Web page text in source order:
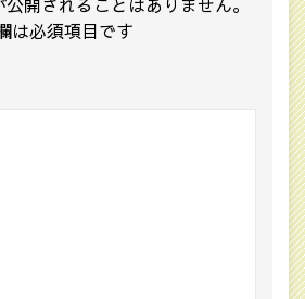
は必須項目です